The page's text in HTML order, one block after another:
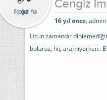
Cengiz
16 yıl önce, admin
Uzun zamandır
buluruz, hiç aramıyorken..